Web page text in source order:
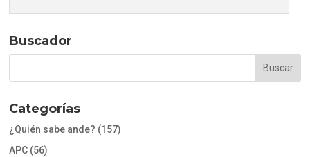
Buscador
Categorías
¿Quién sabe ande? (157)
APC (56)